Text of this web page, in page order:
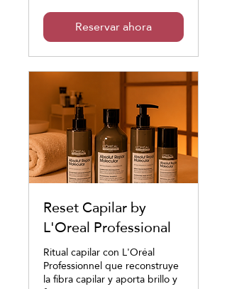
Reservar ahora
Reset Capilar by
L'Oreal Professional
Ritual capilar con L'Oréal
Professionnel que reconstruye
la fibra capilar y aporta brillo y